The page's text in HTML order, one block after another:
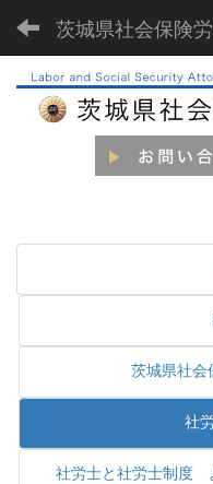
茨城県社会保険
茨城県社会
社
社労士と社労士制度